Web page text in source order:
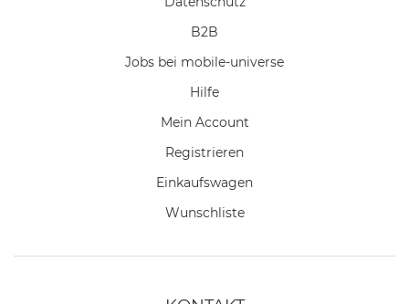
B2B
Jobs bei mobile-universe
Hilfe
Mein Account
Registrieren
Einkaufswagen
Wunschliste